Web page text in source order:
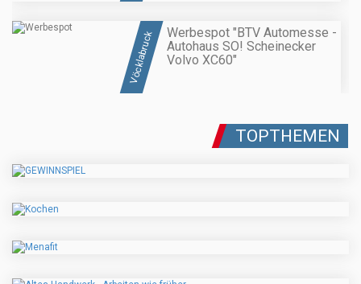
Vöcklabruck
Werbespot "BTV Automesse -
Autohaus SO! Scheinecker
Volvo XC60"
TOPTHEMEN